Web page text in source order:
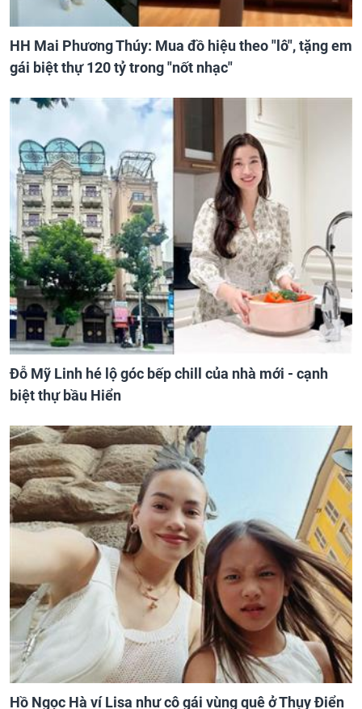
HH Mai Phương Thúy: Mua đồ hiệu theo "lô", tặng em
gái biệt thự 120 tỷ trong "nốt nhạc"
Đỗ Mỹ Linh hé lộ góc bếp chill của nhà mới - cạnh
biệt thự bầu Hiển
Hồ Ngọc Hà ví Lisa như cô gái vùng quê ở Thụy Điển